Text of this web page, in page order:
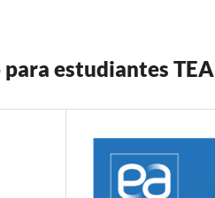
estudiantes TEA